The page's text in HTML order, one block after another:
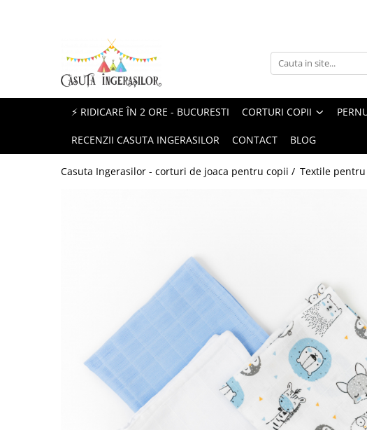
Corturi fetite
Corturi baieti
Corturi unisex
Produse Mami&Bebe
Perne gravida
Perne pentru alaptat
Paturici si Museline
Protectii patut impletite
⚡ RIDICARE ÎN 2 ORE - BUCURESTI CORTURI COPII
RECENZII CASUTA INGERASILOR CONTACT BLOG
Casuta Ingerasilor - corturi de joaca pentru copii / Textile